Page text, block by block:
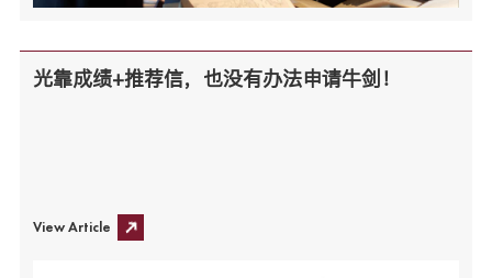
光靠成绩+推荐信，也没有办法申请牛剑！
View Article